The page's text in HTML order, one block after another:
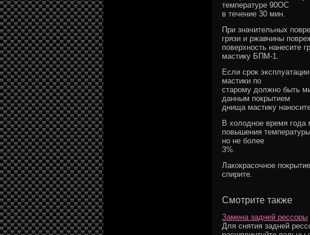
температуре 90ОС
в течение 30 мин.
При значительных
грязи и ржавчины
поверхность нанесите
мастику БПМ-1.
Если срок
мастики по
старому должно быть
данным покрытием
днища мастику
В холодное время
повышения
но не более
3%.
Лакокрасочное
спирите.
Смотрите также
Замена задней рессоры
Для снятия задней